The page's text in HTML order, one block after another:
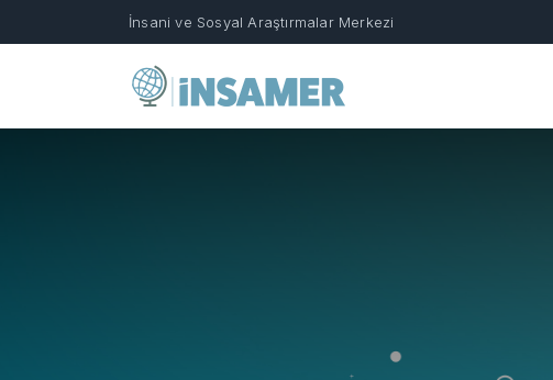
İnsani ve Sosyal Araştırmalar Merkezi